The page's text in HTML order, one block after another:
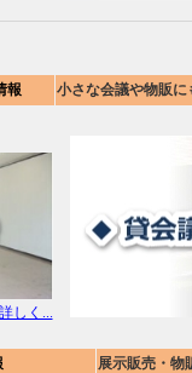
報 小さな会議や物販に
しく...
展示販売・物